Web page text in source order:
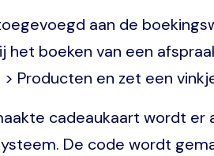
aan de
boeken van een
Producten en zet een
cadeaukaart wordt er
De code wordt